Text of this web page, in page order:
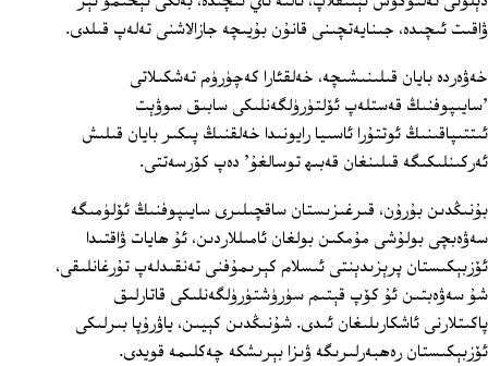
ۋاقىت ئىچىدە، جىنايەتچىنى قانۇن بۇيىچە جازالاشنى تەلەپ قىلدى.
خەۋەردە بايان قىلىنىشىچە، خەلقئارا كەچۈرۈم تەشكىلاتى
'سايىپوفنىڭ قەستلەپ ئۆلتۈرۈلگەنلىكى سابىق سوۋېت
ئىتتىپاقىنىڭ ئوتتۇرا ئاسىيا رايونىدا خەلقنىڭ پىكىر بايان قىلىش
ئەركىنلىكىگە قىلىنغان قەبىھ توسالغۇ' دەپ كۆرسەتتى.
بۇنىڭدىن بۇرۇن، قىرغىزىستان ساقچىلىرى سايىپوفنىڭ ئۆلۈمىگە
سەۋەبچى بولۇشى مۇمكىن بولغان ئامىللاردىن، ئۇ ھايات ۋاقتىدا
ئۆزبېكىستان پرېزىدېنتى ئىسلام كېرىمۇفنى تەنقىدلەپ تۇرغانلىقى،
شۇ سەۋەبتىن ئۇ كۆپ قېتىم سۈرۈشتۈرۈلگەنلىكى قاتارلىق
پاكىتلارنى ئاشكارىلىغان ئىدى. شۇنىڭدىن كېيىن، ياۋرۇپا بىرلىكى
ئۆزبېكىستان رەھبەرلىرىگە ۋىزا بېرىشكە چەكلىمە قويدى.